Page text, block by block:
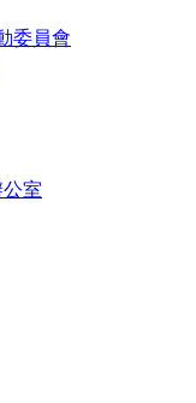
委員會
室